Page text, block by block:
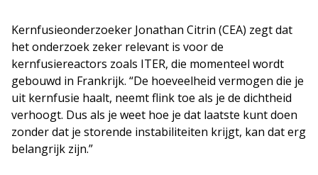
Kernfusieonderzoeker Jonathan Citrin (CEA) zegt dat
het onderzoek zeker relevant is voor de
kernfusiereactors zoals ITER, die momenteel wordt
gebouwd in Frankrijk. “De hoeveelheid vermogen die je
uit kernfusie haalt, neemt flink toe als je de dichtheid
verhoogt. Dus als je weet hoe je dat laatste kunt doen
zonder dat je storende instabiliteiten krijgt, kan dat erg
belangrijk zijn.”